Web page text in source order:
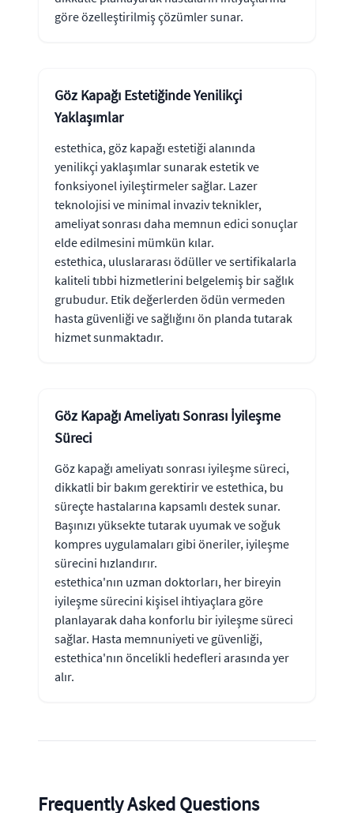
göre özelleştirilmiş çözümler sunar.
Göz Kapağı Estetiğinde Yenilikçi
Yaklaşımlar
estethica, göz kapağı estetiği alanında
yenilikçi yaklaşımlar sunarak estetik ve
fonksiyonel iyileştirmeler sağlar. Lazer
teknolojisi ve minimal invaziv teknikler,
ameliyat sonrası daha memnun edici sonuçlar
elde edilmesini mümkün kılar.
estethica, uluslararası ödüller ve sertifikalarla
kaliteli tıbbi hizmetlerini belgelemiş bir sağlık
grubudur. Etik değerlerden ödün vermeden
hasta güvenliği ve sağlığını ön planda tutarak
hizmet sunmaktadır.
Göz Kapağı Ameliyatı Sonrası İyileşme
Süreci
Göz kapağı ameliyatı sonrası iyileşme süreci,
dikkatli bir bakım gerektirir ve estethica, bu
süreçte hastalarına kapsamlı destek sunar.
Başınızı yüksekte tutarak uyumak ve soğuk
kompres uygulamaları gibi öneriler, iyileşme
sürecini hızlandırır.
estethica'nın uzman doktorları, her bireyin
iyileşme sürecini kişisel ihtiyaçlara göre
planlayarak daha konforlu bir iyileşme süreci
sağlar. Hasta memnuniyeti ve güvenliği,
estethica'nın öncelikli hedefleri arasında yer
alır.
Frequently Asked Questions